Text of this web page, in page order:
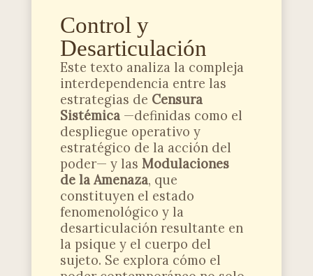
Control y
Desarticulación
Este texto analiza la compleja
interdependencia entre las
estrategias de Censura
Sistémica —definidas como el
despliegue operativo y
estratégico de la acción del
poder— y lasModulaciones
de la Amenaza, que
constituyen el estado
fenomenológico y la
desarticulación resultante en
la psique y el cuerpo del
sujeto. Se explora cómo el